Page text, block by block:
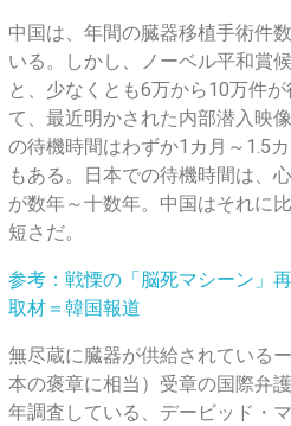
中国は、年間の臓器移植手術件
いる。しかし、ノーベル平和賞
と、少なくとも6万から10万件
て、最近明かされた内部潜入映
の待機時間はわずか1カ月～1.5
もある。日本での待機時間は、
が数年～十数年。中国はそれに
短さだ。
参考：戦慄の「脳死マシーン」
取材＝韓国報道
無尽蔵に臓器が供給されている
本の褒章に相当）受章の国際弁
年調査している、デービッド・